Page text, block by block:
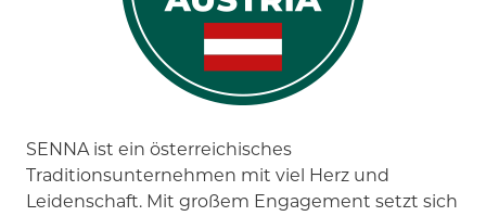
SENNA ist ein österreichisches
Traditionsunternehmen mit viel Herz und
Leidenschaft. Mit großem Engagement setzt sich